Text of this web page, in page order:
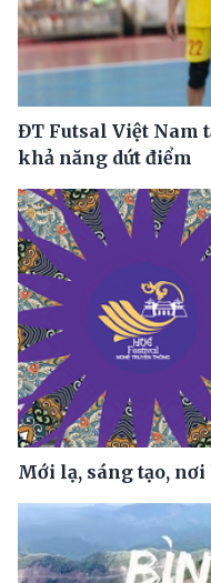
ĐT Futsal Việt Nam
khả năng dứt điểm
Mới lạ, sáng tạo,